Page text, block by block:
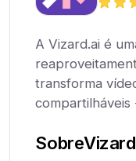
A Vizard.ai é
transforma
compartilháveis
Sobre